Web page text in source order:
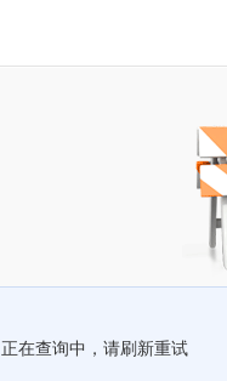
正在查询中，请刷新重试